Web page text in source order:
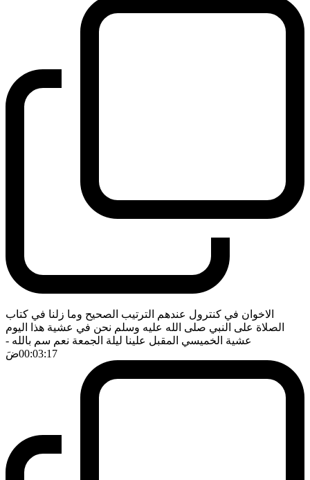
الاخوان في كنترول عندهم الترتيب الصحيح وما زلنا في كتاب
الصلاة على النبي صلى الله عليه وسلم نحن في عشية هذا اليوم
عشية الخميسي المقبل علينا ليلة الجمعة نعم سم بالله -
00:03:17ضَ